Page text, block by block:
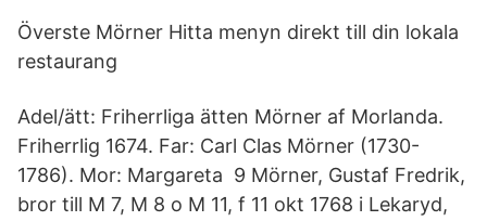
Överste Mörner Hitta menyn direkt till din lokala
restaurang
Adel/ätt: Friherrliga ätten Mörner af Morlanda.
Friherrlig 1674. Far: Carl Clas Mörner (1730-
1786). Mor: Margareta 9 Mörner, Gustaf Fredrik,
bror till M 7, M 8 o M 11, f 11 okt 1768 i Lekaryd,